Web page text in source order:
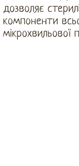
дозволяє
компоненти
мікрохвильової